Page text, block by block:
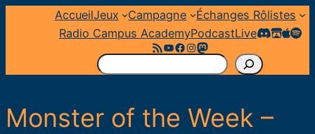
AccueilJeux Campagne
Échanges Rôlistes
Radio Campus AcademyPodcastLive
Flux RSS YouTube Facebook InstagramMastodon
R
h
Monster of the Week –